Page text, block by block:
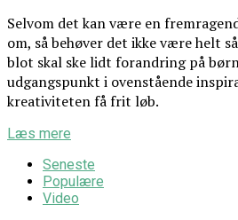
Selvom det kan være en
om, så behøver det ikke være helt
blot skal ske lidt forandring på
udgangspunkt i ovenstående
kreativiteten få frit løb.
Læs mere
Seneste
Populære
Video